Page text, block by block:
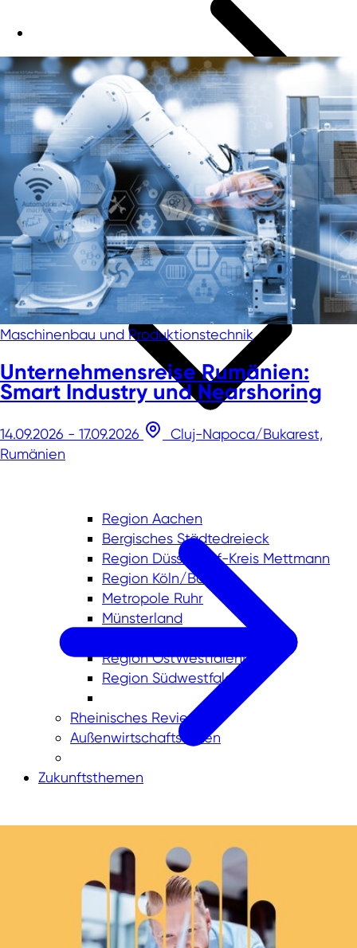
Region Aachen
Bergisches Städtedreieck
Region Düsseldorf-Kreis Mettmann
Region Köln/Bonn
Metropole Ruhr
Münsterland
Region OstWestfalenLippe
Region Südwestfalen
Rheinisches Revier
Außenwirtschaftsdaten
Zukunftsthemen
Maschinenbau und Produktionstechnik
Unternehmensreise Rumänien:
Smart Industry und Nearshoring
14.09.2026 - 17.09.2026
Cluj-Napoca/Bukarest,
Rumänien